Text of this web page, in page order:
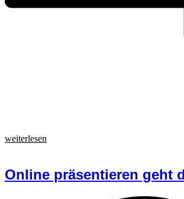
weiterlesen
Online präsentieren geht